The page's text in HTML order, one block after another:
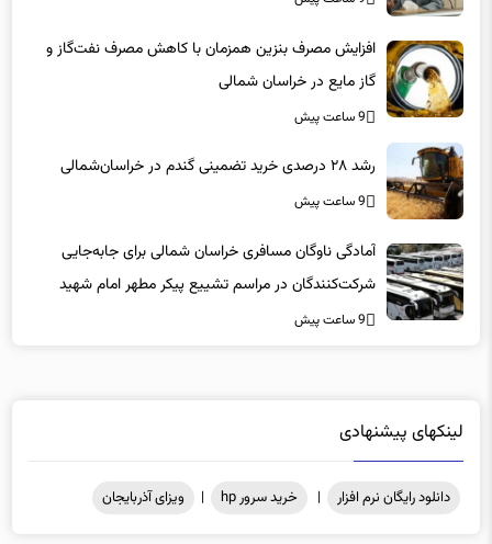
افزایش مصرف بنزین همزمان با کاهش مصرف نفت‌گاز و
گاز مایع در خراسان شمالی
9 ساعت پیش
رشد ۲۸ درصدی خرید تضمینی گندم در خراسان‌شمالی
9 ساعت پیش
آمادگی ناوگان مسافری خراسان شمالی برای جابه‌جایی
شرکت‌کنندگان در مراسم تشییع پیکر مطهر امام شهید
9 ساعت پیش
لینکهای پیشنهادی
دانلود رایگان نرم افزار | خرید سرور hp | ویزای آذربایجان